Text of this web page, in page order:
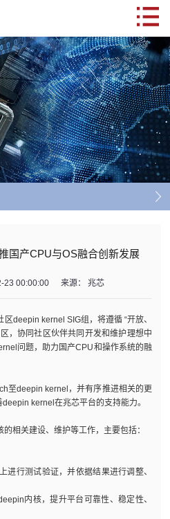
国产CPU与OS融合创新发展
23 00:00:00 来源： 兆芯
deepin kernel SIG组，将遵循 “开放、
，协同社区伙伴共同开发和维护理想中
问题，助力国产CPU和操作系统的融
至deepin kernel，并有序推进相关的更
kernel在兆芯平台的支持能力。
相关建设、维护等工作，主要包括：
进行测试验证，并依据结果进行调整、
内核，提升平台可靠性、稳定性、